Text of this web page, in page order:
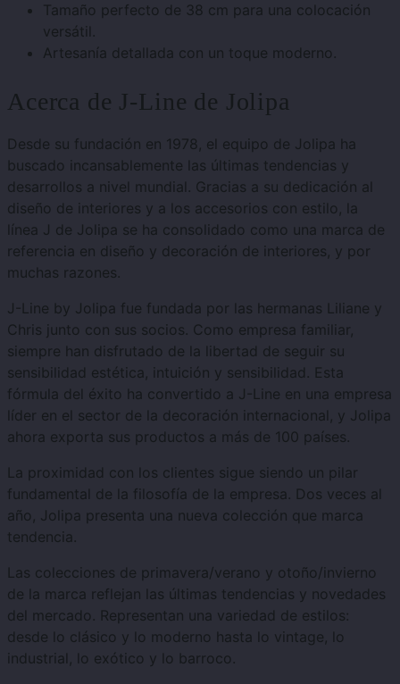
Tamaño perfecto de 38 cm para una colocación
versátil.
Artesanía detallada con un toque moderno.
Acerca de J-Line de Jolipa
Desde su fundación en 1978, el equipo de Jolipa ha
buscado incansablemente las últimas tendencias y
desarrollos a nivel mundial. Gracias a su dedicación al
diseño de interiores y a los accesorios con estilo, la
línea J de Jolipa se ha consolidado como una marca de
referencia en diseño y decoración de interiores, y por
muchas razones.
J-Line by Jolipa fue fundada por las hermanas Liliane y
Chris junto con sus socios. Como empresa familiar,
siempre han disfrutado de la libertad de seguir su
sensibilidad estética, intuición y sensibilidad. Esta
fórmula del éxito ha convertido a J-Line en una empresa
líder en el sector de la decoración internacional, y Jolipa
ahora exporta sus productos a más de 100 países.
La proximidad con los clientes sigue siendo un pilar
fundamental de la filosofía de la empresa. Dos veces al
año, Jolipa presenta una nueva colección que marca
tendencia.
Las colecciones de primavera/verano y otoño/invierno
de la marca reflejan las últimas tendencias y novedades
del mercado. Representan una variedad de estilos:
desde lo clásico y lo moderno hasta lo vintage, lo
industrial, lo exótico y lo barroco.